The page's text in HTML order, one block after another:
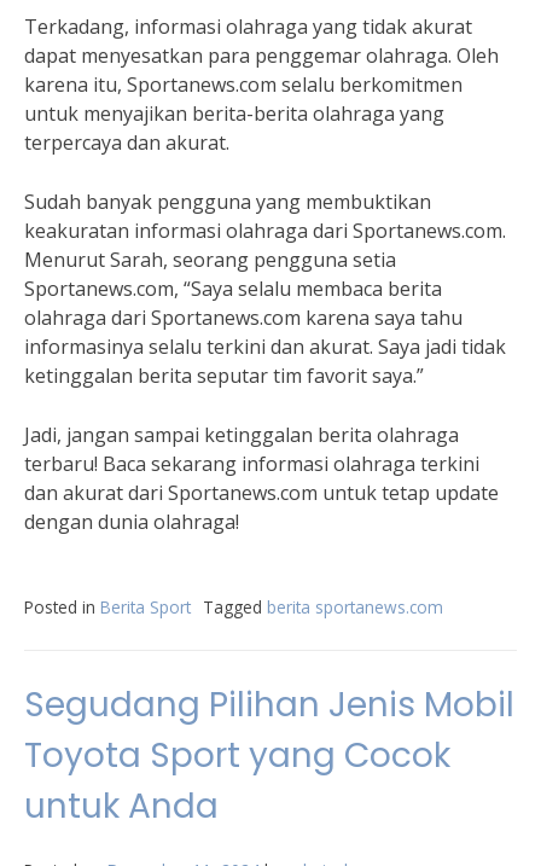
Terkadang, informasi olahraga yang tidak akurat
dapat menyesatkan para penggemar olahraga. Oleh
karena itu, Sportanews.com selalu berkomitmen
untuk menyajikan berita-berita olahraga yang
terpercaya dan akurat.
Sudah banyak pengguna yang membuktikan
keakuratan informasi olahraga dari Sportanews.com.
Menurut Sarah, seorang pengguna setia
Sportanews.com, “Saya selalu membaca berita
olahraga dari Sportanews.com karena saya tahu
informasinya selalu terkini dan akurat. Saya jadi tidak
ketinggalan berita seputar tim favorit saya.”
Jadi, jangan sampai ketinggalan berita olahraga
terbaru! Baca sekarang informasi olahraga terkini
dan akurat dari Sportanews.com untuk tetap update
dengan dunia olahraga!
Posted in Berita Sport Tagged berita sportanews.com
Segudang Pilihan Jenis Mobil
Toyota Sport yang Cocok
untuk Anda